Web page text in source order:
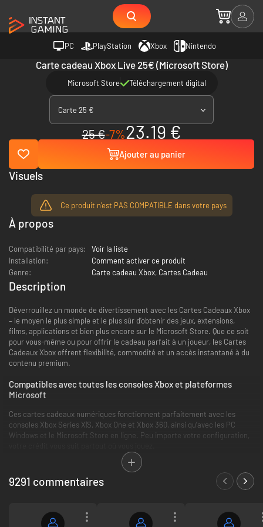
PC PlayStation Xbox Nintendo
Carte cadeau Xbox Live 25€ (Microsoft Store)
Microsoft Store Téléchargement digital
Carte 25 €
25 €-7%23.19 €
Ajouter au panier
Ce produit n'est PAS COMPATIBLE dans votre pays
À propos
Compatibilité par pays:
Voir la liste
Installation:
Comment activer ce produit
Genre:
Carte cadeau Xbox, Cartes Cadeau
Visuels
Description
Déverrouillez un monde de divertissement avec les Cartes Cadeaux Xbox
– le moyen le plus simple et le plus sûr d’obtenir des jeux, extensions,
films, applications et bien plus encore sur le Microsoft Store. Que ce soit
pour vous-même ou pour offrir le cadeau parfait à un joueur, les Cartes
Cadeaux Xbox offrent flexibilité, commodité et un accès instantané à du
contenu premium.
Compatibles avec toutes les consoles Xbox et plateformes
Microsoft
Ces cartes cadeaux numériques fonctionnent parfaitement avec les
consoles Xbox Series X|S, Xbox One et Xbox 360, ainsi qu’avec les PC
Windows et le Microsoft Store en ligne. Peu importe votre configuration,
Livraison numérique instantanée
Pas besoin d’attendre la livraison ! Le code d’activation est envoyé
ou une session de jeu spontanée.
9291 commentaires